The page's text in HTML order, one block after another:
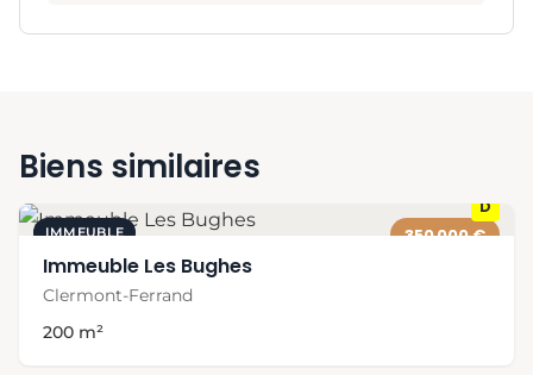
Biens similaires
IMMEUBLE 350 000 €
D
Immeuble Les Bughes
Clermont-Ferrand
200 m²